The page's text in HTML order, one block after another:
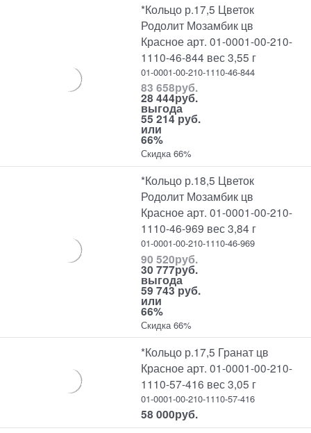
*Кольцо р.17,5 Цветок
Родолит Мозамбик цв
Красное арт. 01-0001-00-210-
1110-46-844 вес 3,55 г
01-0001-00-210-1110-46-844
83 658руб.
28 444руб.
выгода
55 214 руб.
или
66%
Скидка 66%
*Кольцо р.18,5 Цветок
Родолит Мозамбик цв
Красное арт. 01-0001-00-210-
1110-46-969 вес 3,84 г
01-0001-00-210-1110-46-969
90 520руб.
30 777руб.
выгода
59 743 руб.
или
66%
Скидка 66%
*Кольцо р.17,5 Гранат цв
Красное арт. 01-0001-00-210-
1110-57-416 вес 3,05 г
01-0001-00-210-1110-57-416
58 000руб.